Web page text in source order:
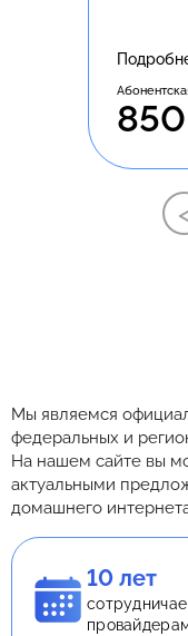
850
Мы являемся
федеральных и
На нашем сайте вы
актуальными
домашнего
10 лет